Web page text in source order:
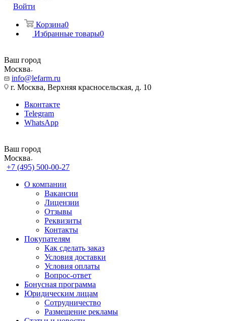
Войти
Корзина0
Избранные товары0
Ваш город
Москва
info@lefarm.ru
г. Москва, Верхняя красносельская, д. 10
Вконтакте
Telegram
WhatsApp
Ваш город
Москва
+7 (495) 500-00-27
О компании
Вакансии
Лицензии
Отзывы
Реквизиты
Контакты
Покупателям
Как сделать заказ
Условия доставки
Условия оплаты
Вопрос-ответ
Бонусная программа
Юридическим лицам
Сотрудничество
Размещение рекламы